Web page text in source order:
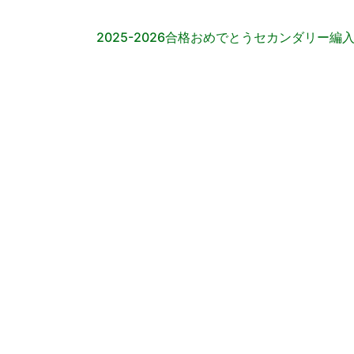
2025-2026合格おめでとうセカンダリー編入